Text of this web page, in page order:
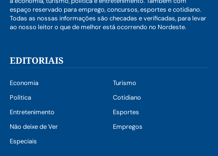
espaço reservado para emprego, concursos, esportes e cotidiano.
Todas as nossas informações são checadas e verificadas, para levar
ao nosso leitor o que de melhor está ocorrendo no Nordeste.
EDITORIAIS
Economia
Turismo
Política
Cotidiano
Entretenimento
Esportes
Não deixe de Ver
Empregos
Especiais